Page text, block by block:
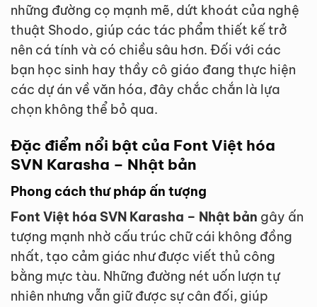
những đường cọ mạnh mẽ, dứt khoát của nghệ
thuật Shodo, giúp các tác phẩm thiết kế trở
nên cá tính và có chiều sâu hơn. Đối với các
bạn học sinh hay thầy cô giáo đang thực hiện
các dự án về văn hóa, đây chắc chắn là lựa
chọn không thể bỏ qua.
Đặc điểm nổi bật của Font Việt hóa
SVN Karasha – Nhật bản
Phong cách thư pháp ấn tượng
Font Việt hóa SVN Karasha – Nhật bản gây ấn
tượng mạnh nhờ cấu trúc chữ cái không đồng
nhất, tạo cảm giác như được viết thủ công
bằng mực tàu. Những đường nét uốn lượn tự
nhiên nhưng vẫn giữ được sự cân đối, giúp